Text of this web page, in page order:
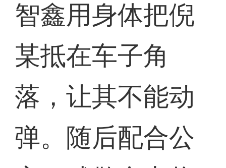
智鑫用身体把倪
某抵在车子角
落，让其不能动
弹。随后配合公